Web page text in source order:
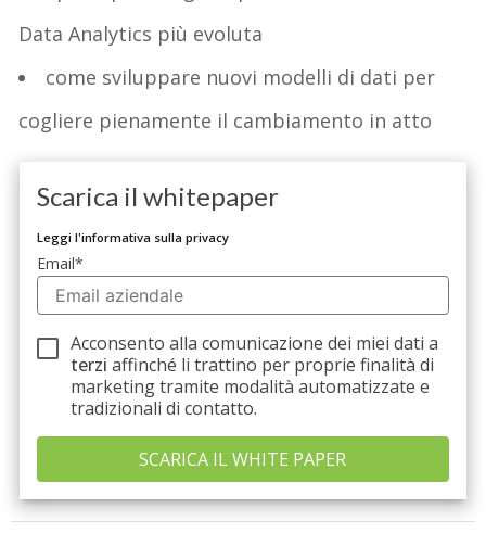
Data Analytics più evoluta
come sviluppare nuovi modelli di dati per
cogliere pienamente il cambiamento in atto
Scarica il whitepaper
Leggi l'informativa sulla privacy
Email*
Acconsento alla comunicazione dei miei dati a
terzi affinché li trattino per proprie finalità di
marketing tramite modalità automatizzate e
tradizionali di contatto.